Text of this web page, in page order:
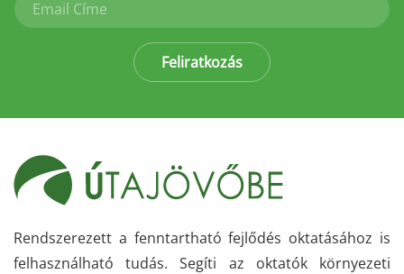
Feliratkozás
Rendszerezett a fenntartható fejlődés oktatásához is
felhasználható tudás. Segíti az oktatók környezeti